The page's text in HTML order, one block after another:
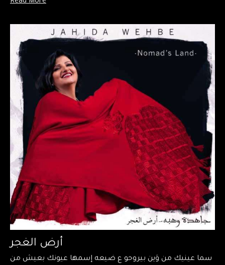
Read More
أرض الغجر
سما عينيك من وَين بيروحو ع ضيعه إسمها عيونك بعيش من